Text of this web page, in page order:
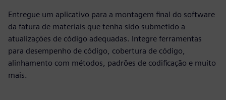
Entregue um aplicativo para a montagem final do software
da fatura de materiais que tenha sido submetido a
atualizações de código adequadas. Integre ferramentas
para desempenho de código, cobertura de código,
alinhamento com métodos, padrões de codificação e muito
mais.